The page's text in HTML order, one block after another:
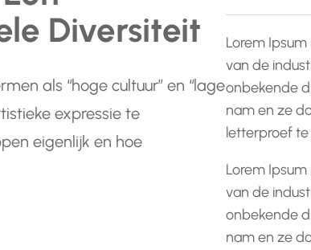
Diversiteit
als “hoge cultuur” en “lage
expressie te
eigenlijk en hoe
Lorem
van de
onbekende
nam en ze
letterproef te
Lorem
van de
onbekende
nam en ze